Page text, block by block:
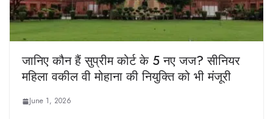
जानिए कौन हैं सुप्रीम कोर्ट के 5 नए जज? सीनियर
महिला वकील वी मोहाना की नियुक्ति को भी मंजूरी
June 1, 2026